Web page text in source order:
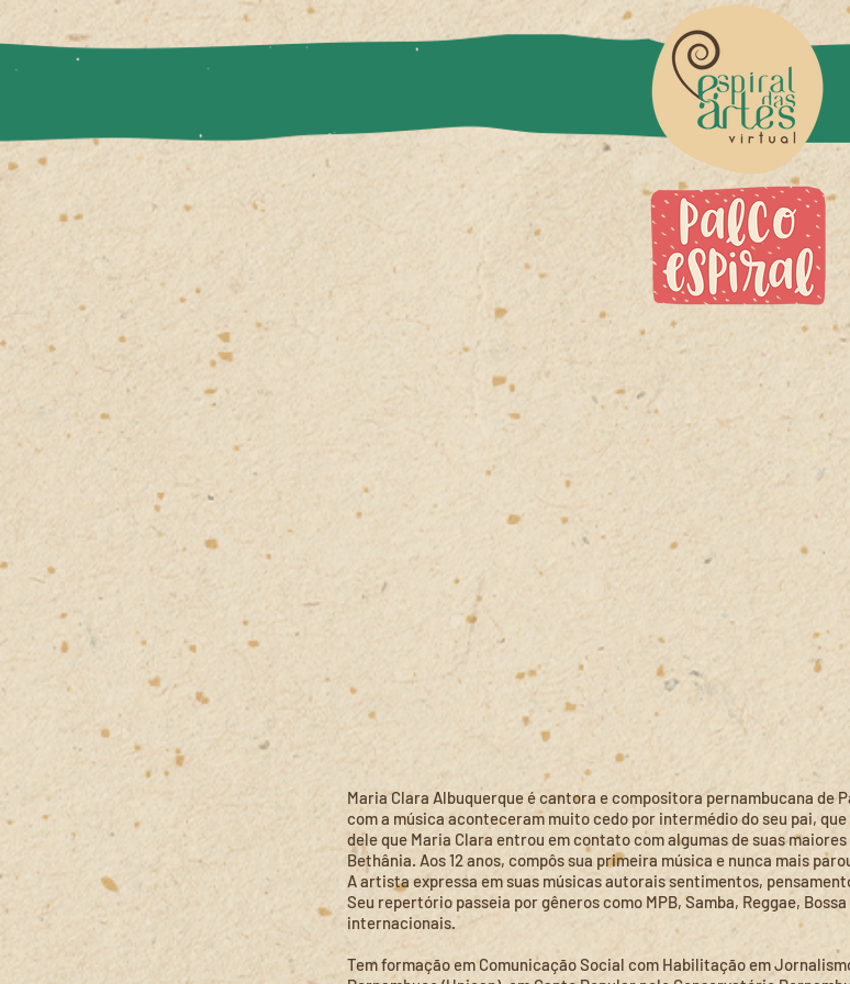
Maria Clara Albuquerque é cantora e compositora pernambucana de
com a música aconteceram muito cedo por intermédio do seu pai,
dele que Maria Clara entrou em contato com algumas de suas
Bethânia. Aos 12 anos, compôs sua primeira música e nunca mais
A artista expressa em suas músicas autorais sentimentos,
Seu repertório passeia por gêneros como MPB, Samba, Reggae,
internacionais.
Tem formação em Comunicação Social com Habilitação em